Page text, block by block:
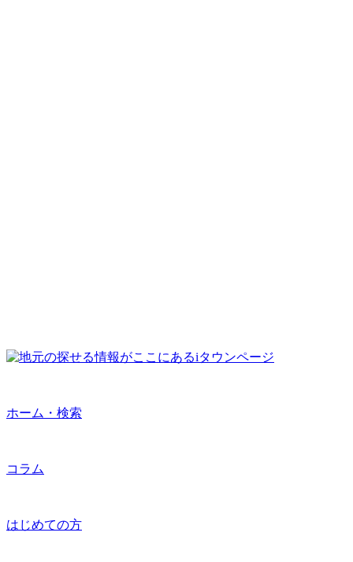
ホーム・検索
コラム
はじめての方